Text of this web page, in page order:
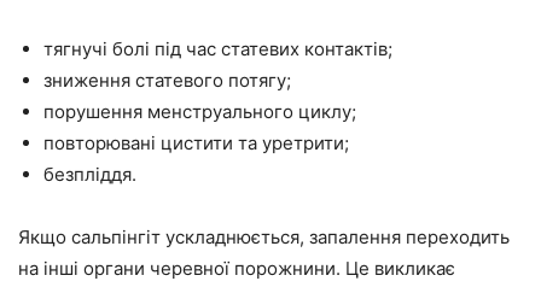
тягнучі болі під час статевих контактів;
зниження статевого потягу;
порушення менструального циклу;
повторювані цистити та уретрити;
безпліддя.
Якщо сальпінгіт ускладнюється, запалення переходить
на інші органи черевної порожнини. Це викликає